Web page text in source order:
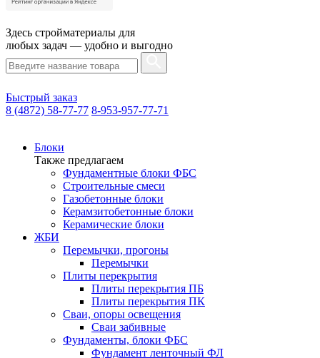
Здесь стройматериалы для
любых задач — удобно и выгодно
Быстрый заказ
8 (4872) 58-77-77 8-953-957-77-71
Блоки
Также предлагаем
Фундаментные блоки ФБС
Строительные смеси
Газобетонные блоки
Керамзитобетонные блоки
Керамические блоки
ЖБИ
Перемычки, прогоны
Перемычки
Плиты перекрытия
Плиты перекрытия ПБ
Плиты перекрытия ПК
Сваи, опоры освещения
Сваи забивные
Фундаменты, блоки ФБС
Фундамент ленточный ФЛ